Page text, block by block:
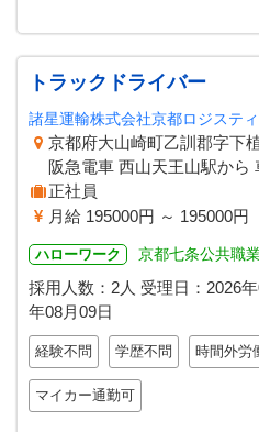
トラックドライバー
諸星運輸株式会社京都ロジステ
京都府大山崎町乙訓郡字下
阪急電車 西山天王山駅から
正社員
月給 195000円 ～ 195000円
ハローワーク 京都七条公共職
採用人数：2人 受理日： 2026
年08月09日
経験不問 学歴不問 時間外労
マイカー通勤可